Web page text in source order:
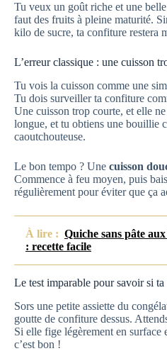
Tu veux un goût riche et une
faut des fruits à pleine maturité.
kilo de sucre, ta confiture restera
L’erreur classique : une cuisson
Tu vois la cuisson comme une
Tu dois surveiller ta confiture
Une cuisson trop courte, et elle
longue, et tu obtiens une bouillie
caoutchouteuse.
Le bon tempo ? Une cuisson
Commence à feu moyen, puis
régulièrement pour éviter que ça
À lire : Quiche sans pâte
: recette facile
Le test imparable pour savoir si
Sors une petite assiette du
goutte de confiture dessus.
Si elle fige légèrement en surface
c’est bon !